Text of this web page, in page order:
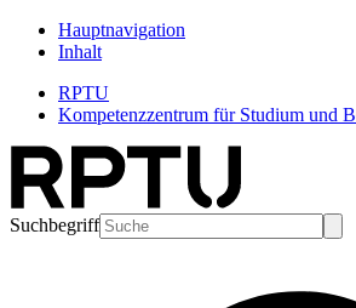
Hauptnavigation
Inhalt
RPTU
Kompetenzzentrum für Studium und
Suchbegriff